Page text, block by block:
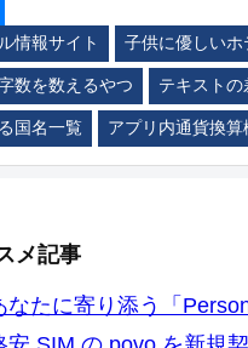
情報サイト 子供に優しいホ
数を数えるやつ テキスト
国名一覧 アプリ内通貨換算
メ記事
なたに寄り添う「